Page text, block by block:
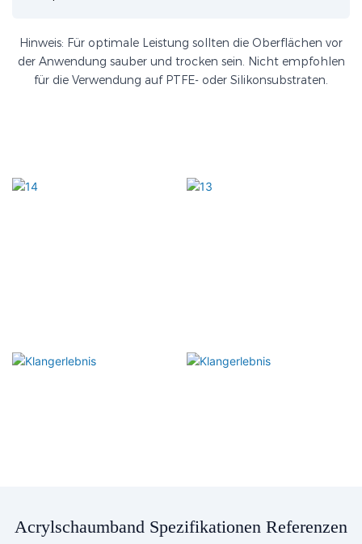
Hinweis: Für optimale Leistung sollten die Oberflächen vor
der Anwendung sauber und trocken sein. Nicht empfohlen
für die Verwendung auf PTFE- oder Silikonsubstraten.
Acrylschaumband Spezifikationen Referenzen